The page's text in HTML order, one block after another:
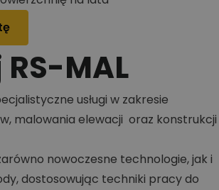
MAL
usługi w zakresie
malowania elewacji oraz konstrukcji
nowoczesne technologie, jak i
dostosowując techniki pracy do